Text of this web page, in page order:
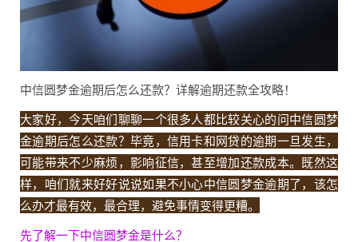
中信圆梦金逾期后怎么还款？详解逾期还款全攻略！
大家好，今天咱们聊聊一个很多人都比较关心的问中信圆梦
金逾期后怎么还款？毕竟，信用卡和网贷的逾期一旦发生，
可能带来不少麻烦，影响征信，甚至增加还款成本。既然这
样，咱们就来好好说说如果不小心中信圆梦金逾期了，该怎
么办才最有效，最合理，避免事情变得更糟。
先了解一下中信圆梦金是什么？